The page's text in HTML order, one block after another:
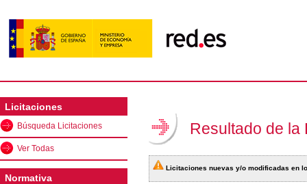
Licitaciones
Búsqueda Licitaciones
Ver Todas
Normativa
Resultado de la
Licitaciones nuevas y/o modificadas en